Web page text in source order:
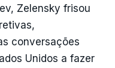
Zelensky frisou
conversações
Unidos a fazer